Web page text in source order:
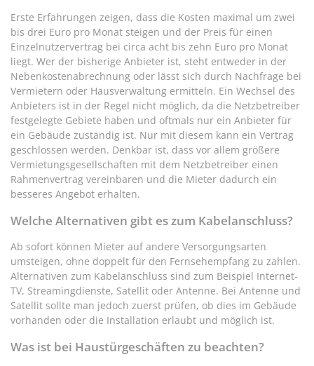
Erste Erfahrungen zeigen, dass die Kosten maximal um zwei
bis drei Euro pro Monat steigen und der Preis für einen
Einzelnutzervertrag bei circa acht bis zehn Euro pro Monat
liegt. Wer der bisherige Anbieter ist, steht entweder in der
Nebenkostenabrechnung oder lässt sich durch Nachfrage bei
Vermietern oder Hausverwaltung ermitteln. Ein Wechsel des
Anbieters ist in der Regel nicht möglich, da die Netzbetreiber
festgelegte Gebiete haben und oftmals nur ein Anbieter für
ein Gebäude zuständig ist. Nur mit diesem kann ein Vertrag
geschlossen werden. Denkbar ist, dass vor allem größere
Vermietungsgesellschaften mit dem Netzbetreiber einen
Rahmenvertrag vereinbaren und die Mieter dadurch ein
besseres Angebot erhalten.
Welche Alternativen gibt es zum Kabelanschluss?
Ab sofort können Mieter auf andere Versorgungsarten
umsteigen, ohne doppelt für den Fernsehempfang zu zahlen.
Alternativen zum Kabelanschluss sind zum Beispiel Internet-
TV, Streamingdienste, Satellit oder Antenne. Bei Antenne und
Satellit sollte man jedoch zuerst prüfen, ob dies im Gebäude
vorhanden oder die Installation erlaubt und möglich ist.
Was ist bei Haustürgeschäften zu beachten?